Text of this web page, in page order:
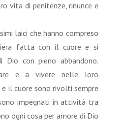
vita di penitenze, rinunce e
laici che hanno compreso
fatta con il cuore e si
Dio con pieno abbandono.
e a vivere nelle loro
il cuore sono rivolti sempre
impegnati in attività tra
ogni cosa per amore di Dio